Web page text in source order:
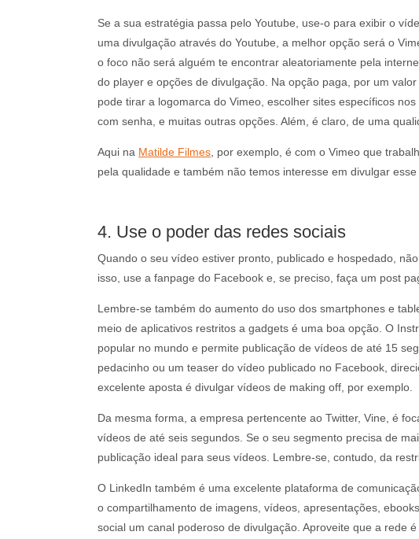
Se a sua estratégia passa pelo Youtube, use-o para exibir o
uma divulgação através do Youtube, a melhor opção será o
o foco não será alguém te encontrar aleatoriamente pela
do player e opções de divulgação. Na opção paga, por um
pode tirar a logomarca do Vimeo, escolher sites específicos
com senha, e muitas outras opções. Além, é claro, de uma
Aqui na Matilde Filmes , por exemplo, é com o Vimeo que
pela qualidade e também não temos interesse em divulgar
4. Use o poder das redes sociais
Quando o seu vídeo estiver pronto, publicado e hospedado,
isso, use a fanpage do Facebook e, se preciso, faça um post
Lembre-se também do aumento do uso dos smartphones e
meio de aplicativos restritos a gadgets é uma boa opção. O
popular no mundo e permite publicação de vídeos de até 15
pedacinho ou um teaser do vídeo publicado no Facebook,
excelente aposta é divulgar vídeos de making off, por exemplo.
Da mesma forma, a empresa pertencente ao Twitter, Vine, é
vídeos de até seis segundos. Se o seu segmento precisa de
publicação ideal para seus vídeos. Lembre-se, contudo, da
O LinkedIn também é uma excelente plataforma de
o compartilhamento de imagens, vídeos, apresentações,
social um canal poderoso de divulgação. Aproveite que a rede